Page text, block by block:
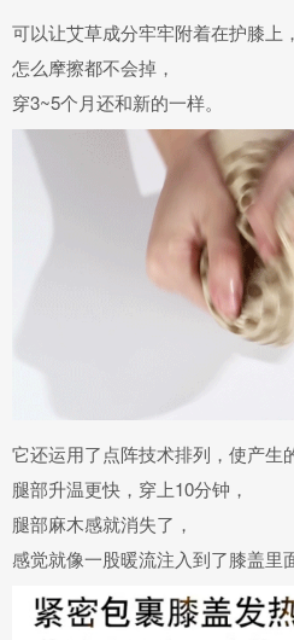
可以让艾草成分牢牢附着在护膝上 ，
怎么摩擦都不会掉，
穿3~5个月还和新的一样。
它还运用了点阵技术排列，使产生
腿部升温更快，穿上10分钟，
腿部麻木感就消失了 ，
感觉就像一股暖流注入到了膝盖里面